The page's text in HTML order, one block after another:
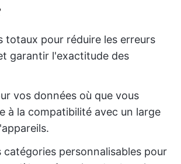
totaux pour réduire les erreurs
garantir l'exactitude des
vos données où que vous
à la compatibilité avec un large
catégories personnalisables pour